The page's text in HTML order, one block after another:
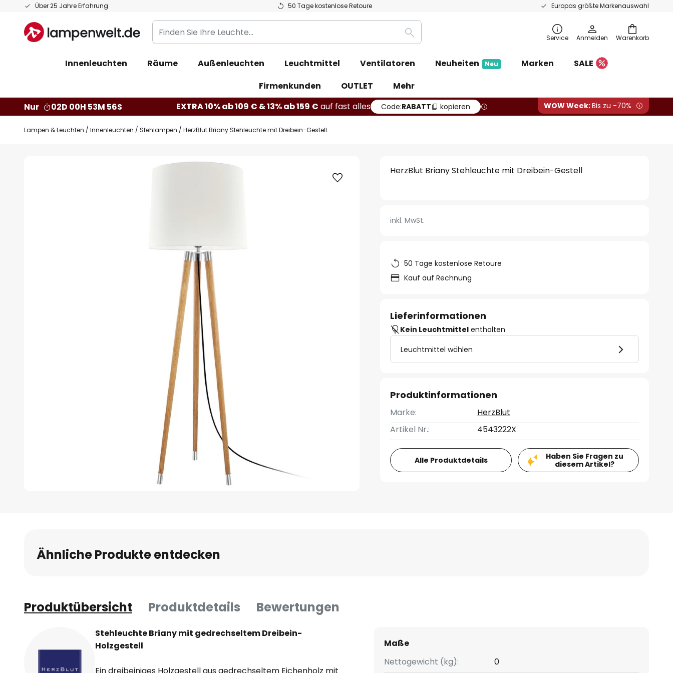
Über 25 Jahre Erfahrung 50 Tage kostenlose Retoure Europas größte Markenauswahl
Zum
springen
Warenkorb
Finden
Sie
Leuchte...
Suche Service Anmelden
Innenleuchten Räume Außenleuchten Leuchtmittel Ventilatoren Neuheiten Neu Marken
SALE
Firmenkunden
OUTLET
Mehr
Nur
02D 00H 53M 55S EXTRA 10% ab 109 € & 13% ab 159 € auf fast alles Code:RABATT kopieren WOW Week:Bis zu -70%
Lampen & Leuchten Innenleuchten Stehlampen HerzBlut Briany Stehleuchte mit Dreibein-Gestell
Bildgalerie
springen
HerzBlut Briany Stehleuchte mit Dreibein-Gestell
inkl. MwSt.
50 Tage kostenlose Retoure
Kauf auf Rechnung
Lieferinformationen
Kein Leuchtmittel enthalten
Leuchtmittel wählen
Produktinformationen
Marke:
HerzBlut
Artikel Nr.:
4543222X
Alle Produktdetails
Haben Sie Fragen zu
diesem Artikel?
Ähnliche Produkte entdecken
Produktübersicht Produktdetails Bewertungen
Stehleuchte Briany mit gedrechseltem Dreibein-
Holzgestell
Maße
Nettogewicht (kg):
0